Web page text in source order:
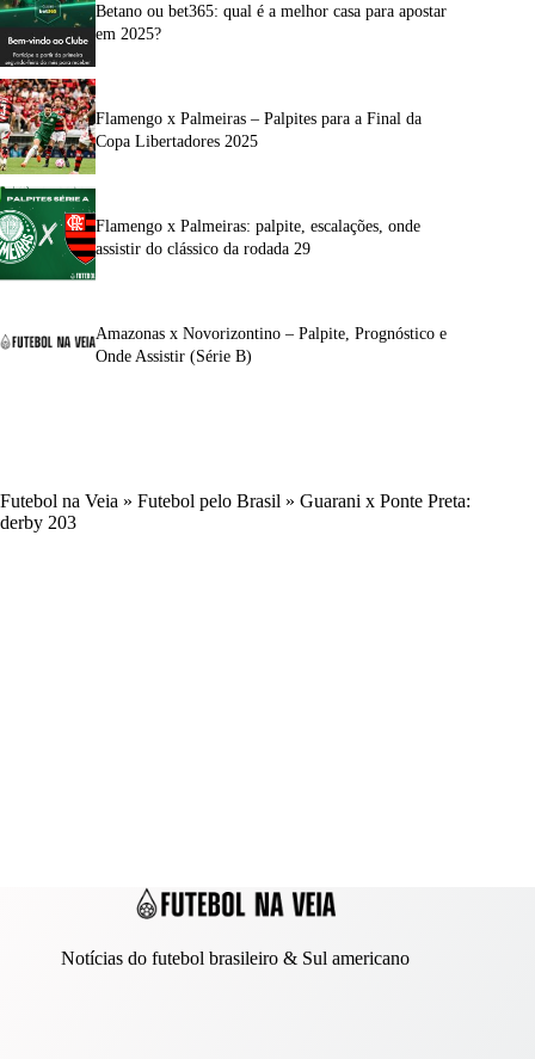
Betano ou bet365: qual é a melhor casa para apostar
em 2025?
Flamengo x Palmeiras – Palpites para a Final da
Copa Libertadores 2025
Flamengo x Palmeiras: palpite, escalações, onde
assistir do clássico da rodada 29
Amazonas x Novorizontino – Palpite, Prognóstico e
Onde Assistir (Série B)
Futebol na Veia » Futebol pelo Brasil » Guarani x Ponte Preta:
derby 203
Notícias do futebol brasileiro & Sul americano